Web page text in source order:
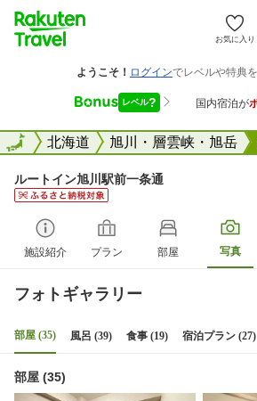
お気に入り
全国北海道 旭川・層雲峡・旭岳
全国
ルートイン旭川駅前一条通
施設紹介 プラン 部屋 写真
フォトギャラリー
部屋 (35) 風呂 (39) 食事 (19) 宿泊プラン (27)
部屋 (35)